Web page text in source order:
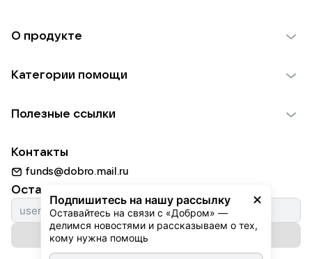
Подпишитесь на нашу рассылку
Оставайтесь на связи с «Добром» —
делимся новостями и рассказываем о тех,
кому нужна помощь
О продукте
Использование материалов
Для НКО
Партнерам
Категории помощи
Пожилым
Животным
Природе
Культуре
Фондам
Полезные ссылки
Добрый день
Истории
Автоплатежи
Контакты
funds@dobro.mail.ru
Оставайтесь с нами
Подписаться на рассылку